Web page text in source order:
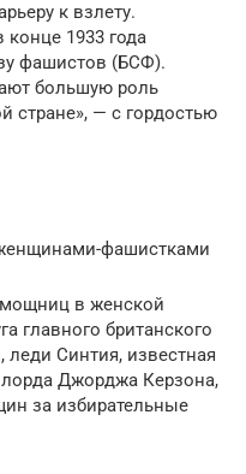
к взлету.
конце 1933 года
фашистов (БСФ).
большую роль
стране», — с гордостью
фашистками
в женской
главного британского
Синтия, известная
Джорджа Керзона,
за избирательные